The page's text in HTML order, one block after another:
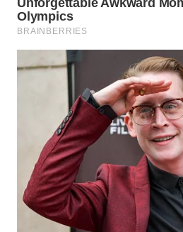
WN
LIKUPANG
WN
LABUANBAJO
WN
BORNEO